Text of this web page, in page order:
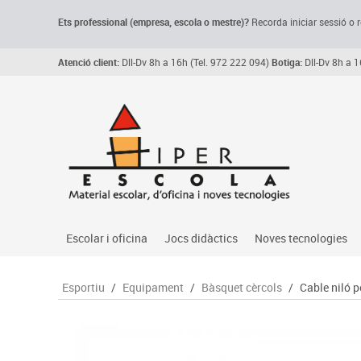
Ets professional (empresa, escolao mestre)? Recorda iniciar sessió o
Atenció client: Dll-Dv 8h a 16h (Tel. 972 222 094)Botiga: Dll-Dv 8h a
Escolar i oficina
Arxiu, carpetes i classificadors
Jocs didàctics
Primeres edats
Noves tecnologies
Audio
Esportiu / Equipament / Bàsquet cèrcols / Cable niló